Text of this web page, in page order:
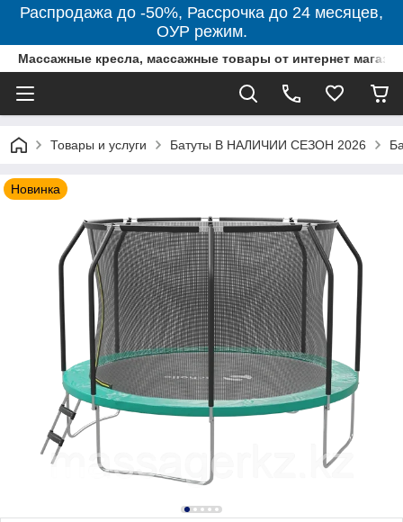
Распродажа до -50%, Рассрочка до 24 месяцев,
ОУР режим.
Массажные кресла, массажные товары от интернет
Товары и услуги Батуты В НАЛИЧИИ СЕЗОН 2026
Новинка